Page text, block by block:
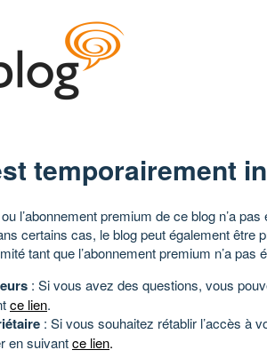
temporairement
l’abonnement premium de ce blog n’a
certains cas, le blog peut également être
tant que l’abonnement premium n’a pas
: Si vous avez des questions, vous
ce lien.
: Si vous souhaitez rétablir l’accès à
en suivantce lien.